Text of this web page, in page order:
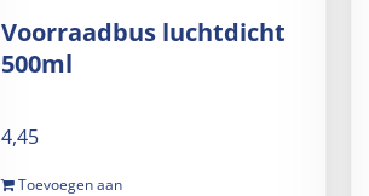
Voorraadbus luchtdicht
500ml
4,45
Toevoegen aan